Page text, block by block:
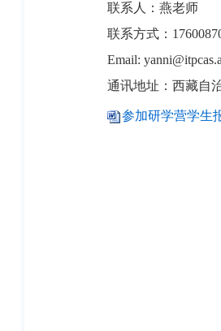
联系人：燕老师
联系方式：
Email:
通讯地址：西藏自治
参加研学营学生